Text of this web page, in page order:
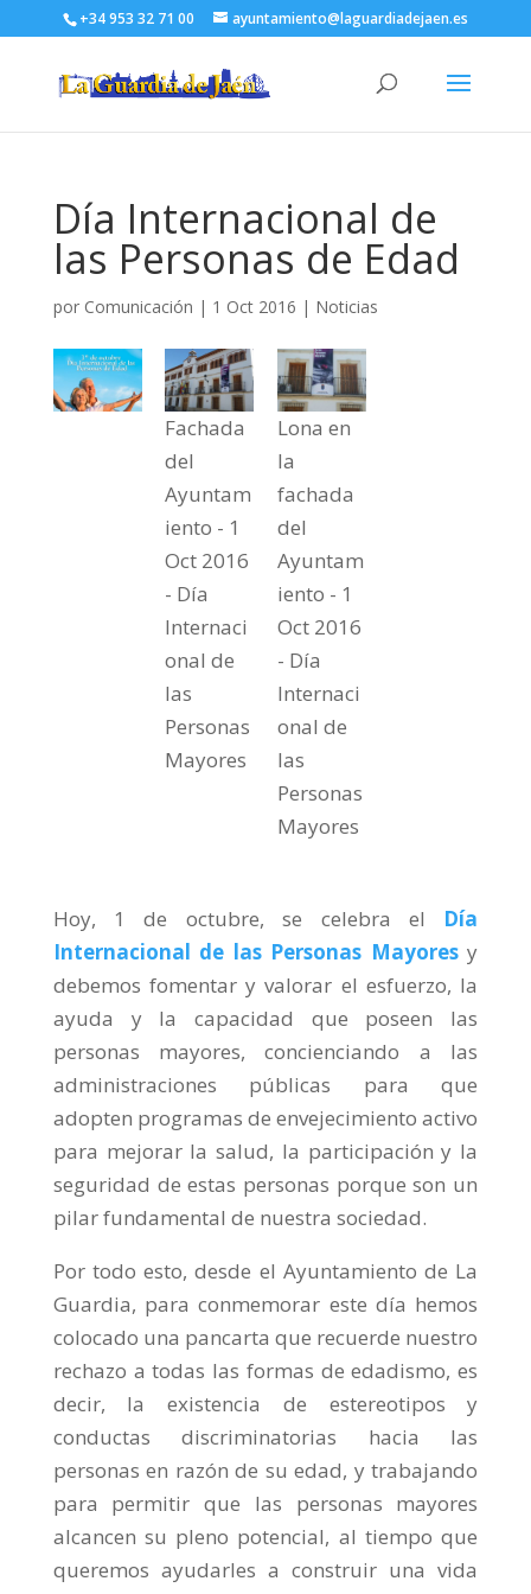
+34 953 32 71 00 ayuntamiento@laguardiadejaen.es
Día Internacional de
las Personas de Edad
por Comunicación | 1 Oct 2016 | Noticias
Fachada
del
Ayuntam
iento - 1
Oct 2016
- Día
Internaci
onal de
las
Personas
Mayores
Lona en
la
fachada
del
Ayuntam
iento - 1
Oct 2016
- Día
Internaci
onal de
las
Personas
Mayores
Hoy, 1 de octubre, se celebra el Día
Internacional de las Personas Mayoresy
debemos fomentar y valorar el esfuerzo, la
ayuda y la capacidad que poseen las
personas mayores, concienciando a las
administraciones públicas para que
adopten programas de envejecimiento activo
para mejorar la salud, la participación y la
seguridad de estas personas porque son un
pilar fundamental de nuestra sociedad.
Por todo esto, desde el Ayuntamiento de La
Guardia, para conmemorar este día hemos
colocado una pancarta que recuerde nuestro
rechazo a todas las formas de edadismo, es
decir, la existencia de estereotipos y
conductas discriminatorias hacia las
personas en razón de su edad, y trabajando
para permitir que las personas mayores
alcancen su pleno potencial, al tiempo que
queremos ayudarles a construir una vida